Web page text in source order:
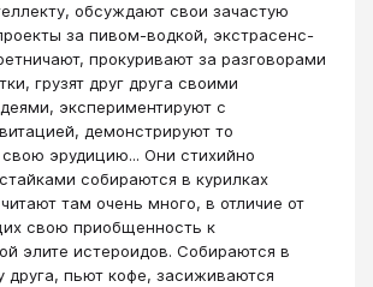
обсуждают свои зачастую
за пивом-водкой, экстрасенс-
прокуривают за разговорами
грузят друг друга своими
экспериментируют с
демонстрируют то
свою эрудицию... Они стихийно
собираются в курилках
там очень много, в отличие от
свою приобщенность к
элите истероидов. Собираются в
друга, пьют кофе, засиживаются